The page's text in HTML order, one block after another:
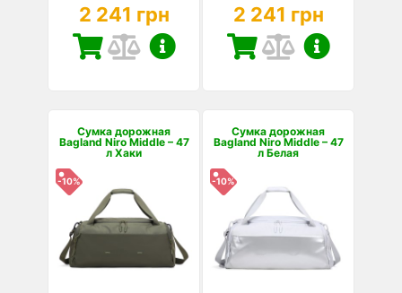
2 241 грн 2 241 грн
Сумка дорожная
Bagland Niro Middle – 47
л Хаки
-10%
Сумка дорожная
Bagland Niro Middle – 47
л Белая
-10%